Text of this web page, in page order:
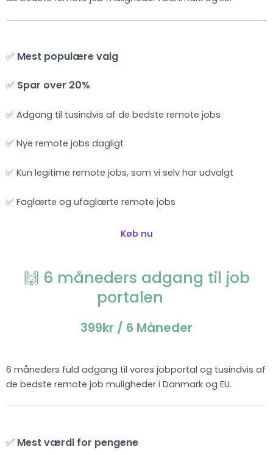
✅ Mest populære valg
✅ Spar over 20%
✅ Adgang til tusindvis af de bedste remote jobs
✅ Nye remote jobs dagligt
✅ Kun legitime remote jobs, som vi selv har udvalgt
✅ Faglærte og ufaglærte remote jobs
Køb nu
🙌 6 måneders adgang til job
portalen
399kr / 6 Måneder
6 måneders fuld adgang til vores jobportal og tusindvis af
de bedste remote job muligheder i Danmark og EU.
✅ Mest værdi for pengene